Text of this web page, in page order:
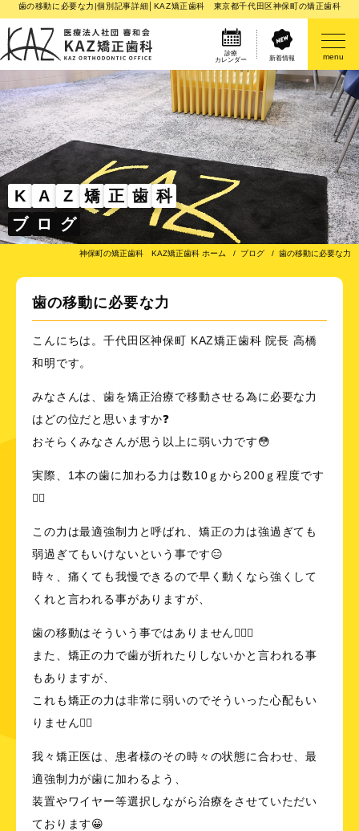
歯の移動に必要な力|個別記事詳細│KAZ矯正歯科 東京都千代田区神保町の矯正歯科
診療
カレンダー
新着情報 menu
K A Z 矯 正 歯 科
ブ ロ グ
神保町の矯正歯科 KAZ矯正歯科 ホーム ブログ 歯の移動に必要な力
歯の移動に必要な力
こんにちは。千代田区神保町 KAZ矯正歯科 院長 高橋
和明です。
みなさんは、歯を矯正治療で移動させる為に必要な力
はどの位だと思いますか❓
おそらくみなさんが思う以上に弱い力です😳
実際、1本の歯に加わる力は数10ｇから200ｇ程度です
☝🏻️
この力は最適強制力と呼ばれ、矯正の力は強過ぎても
弱過ぎてもいけないという事です😑
時々、痛くても我慢できるので早く動くなら強くして
くれと言われる事がありますが、
歯の移動はそういう事ではありません🙅🏻‍♂️
また、矯正の力で歯が折れたりしないかと言われる事
もありますが、
これも矯正の力は非常に弱いのでそういった心配もい
りません👌🏻
我々矯正医は、患者様のその時々の状態に合わせ、最
適強制力が歯に加わるよう、
装置やワイヤー等選択しながら治療をさせていただい
ております😀
医院案内
矯正歯科治療のご案内
矯正装置のご紹介
その他